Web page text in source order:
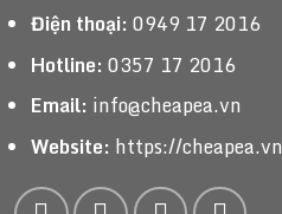
Điện thoại: 0949 17 2016
Hotline: 0357 17 2016
Email: info@cheapea.vn
Website: https://cheapea.vn